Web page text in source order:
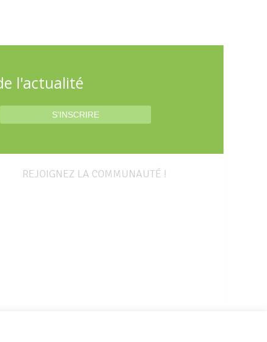
l'actualité
REJOIGNEZ LA COMMUNAUTÉ !